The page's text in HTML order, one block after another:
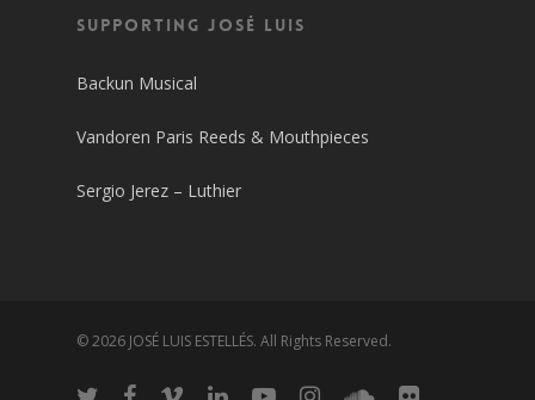
SUPPORTING JOSÉ LUIS
Backun Musical
Vandoren Paris Reeds & Mouthpieces
Sergio Jerez – Luthier
© 2026 JOSÉ LUIS ESTELLÉS. All Rights Reserved.